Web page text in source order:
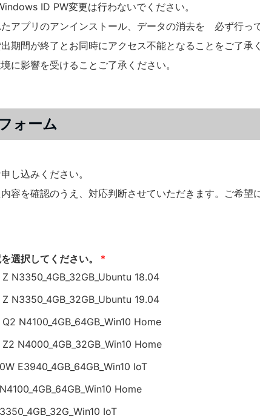
ID PW変更は行わないでください。
アプリのアンインストール、データの消去を 必ず行って
期間が終了とお同時にアクセス不能となることをご了承
に影響を受けることご了承ください。
ォーム
し込みください。
容を確認のうえ、対応判断させていただきます。ご希望
選択してください。 *
Z N3350_4GB_32GB_Ubuntu 18.04
Z N3350_4GB_32GB_Ubuntu 19.04
Q2 N4100_4GB_64GB_Win10 Home
Z2 N4000_4GB_32GB_Win10 Home
E3940_4GB_64GB_Win10 IoT
Home
IoT